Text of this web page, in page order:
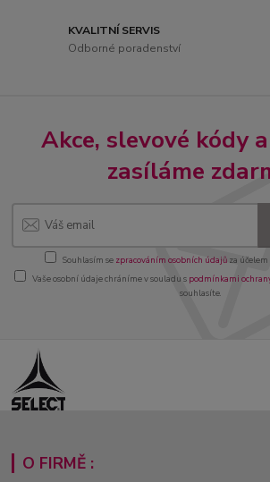
KVALITNÍ SERVIS
Odborné poradenství
Akce, slevové kódy
zasíláme
Souhlasím se zpracováním osobních údajůza účelem
Vaše osobní údaje chráníme v souladu s podmínkami
souhlasíte.
O FIRMĚ :